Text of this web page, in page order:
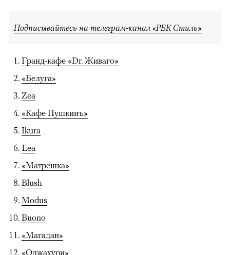
Подписывайтесь на телеграм-канал «РБК Стиль»
Гранд-кафе «Dr. Живаго»
«Белуга»
Zea
«Кафе Пушкинъ»
Ikura
Lea
«Матрешка»
Blush
Modus
Buono
«Магадан»
«Оджахури»